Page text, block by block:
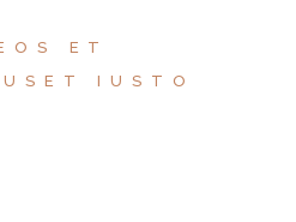
ET
IUSTO